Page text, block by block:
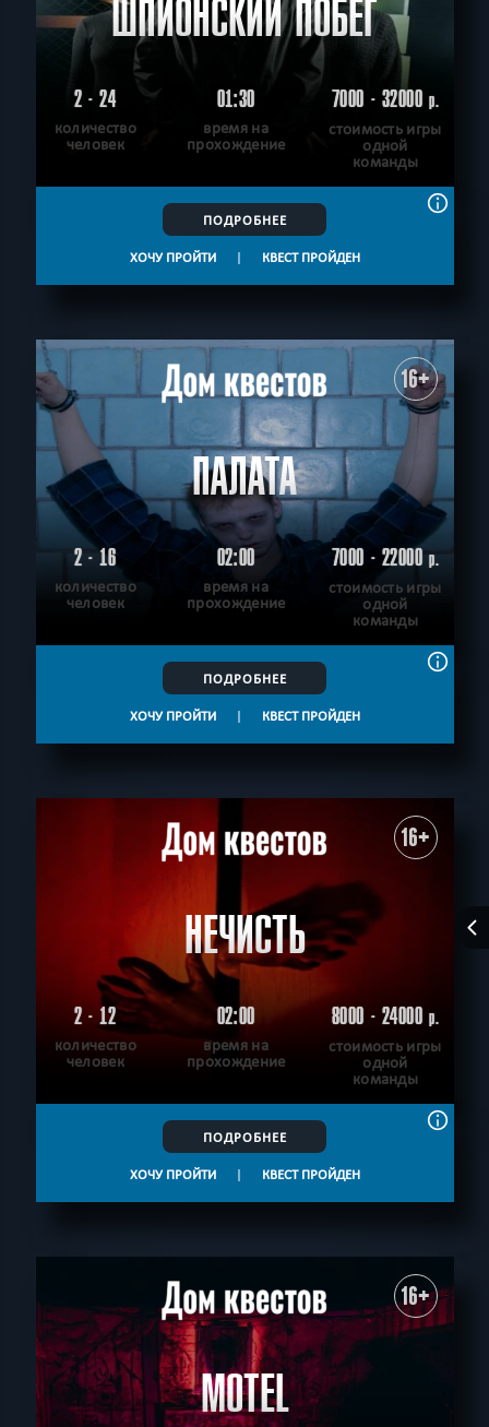
ШПИОНСКИЙ ПОБЕГ
2 - 24
количество
человек
01:30
время на
прохождение
7000 - 32000р.
стоимость игры
одной
команды
ПОДРОБНЕЕ
ХОЧУ ПРОЙТИ | КВЕСТ ПРОЙДЕН
16+
ПАЛАТА
2 - 16
количество
человек
02:00
время на
прохождение
7000 - 22000р.
стоимость игры
одной
команды
ПОДРОБНЕЕ
ХОЧУ ПРОЙТИ | КВЕСТ ПРОЙДЕН
16+
НЕЧИСТЬ
2 - 12
количество
человек
02:00
время на
прохождение
8000 - 24000р.
стоимость игры
одной
команды
ПОДРОБНЕЕ
ХОЧУ ПРОЙТИ | КВЕСТ ПРОЙДЕН
16+
MOTEL